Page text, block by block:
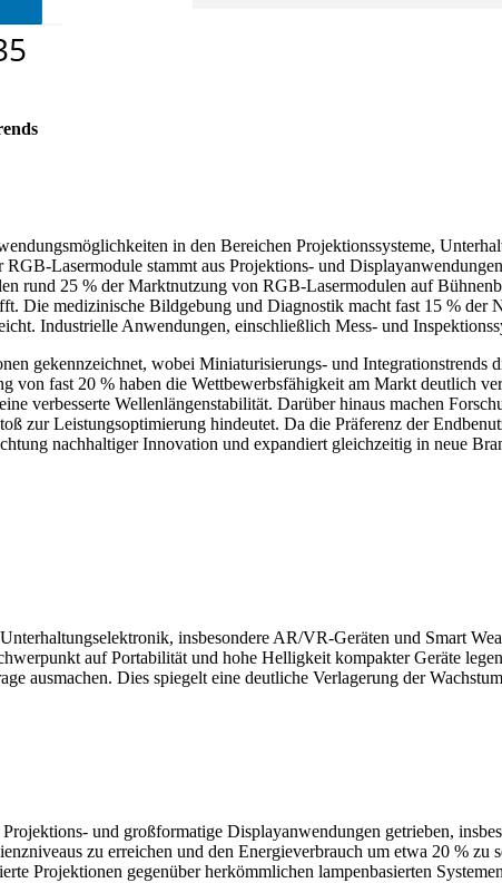
in den Bereichen Projektionssysteme,
Lasermodule stammt aus Projektions- und
rund 25 % der Marktnutzung von RGB-Lasermodulen auf
Die medizinische Bildgebung und Diagnostik macht fast 15 %
Industrielle Anwendungen, einschließlich Mess- und
gekennzeichnet, wobei Miniaturisierungs- und
von fast 20 % haben die Wettbewerbsfähigkeit am Markt deutlich
verbesserte Wellenlängenstabilität. Darüber hinaus machen
zur Leistungsoptimierung hindeutet. Da die Präferenz der
nachhaltiger Innovation und expandiert gleichzeitig in neue
insbesondere AR/VR-Geräten und Smart
auf Portabilität und hohe Helligkeit kompakter Geräte
ausmachen. Dies spiegelt eine deutliche Verlagerung der
und großformatige Displayanwendungen getrieben,
zu erreichen und den Energieverbrauch um etwa 20 %
Projektionen gegenüber herkömmlichen lampenbasierten